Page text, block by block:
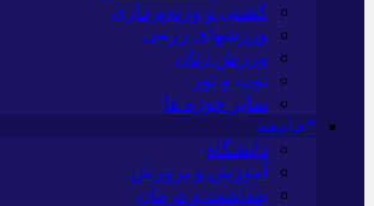
کشتی و وزنه‌برداری
ورزشهای رزمی
ورزش زنان
توپ و تور
سایر حوزه ها
*جامعه
دانشگاه
آموزش و پرورش
بهداشت و درمان